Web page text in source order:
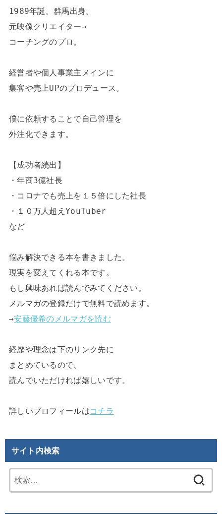
1989年誕。群馬出身。
元映像クリエイター→
コーチングのプロ。
経営者や個人事業主メインに
集客や売上UPのプロデュース。
僕に依頼することで自己管理を
外注化できます。
【成功者続出】
・年商3億社長
・コロナでも売上を１５倍にした社長
・１０万人超えYouTuber
など
悩み解決できる本を書きました。
現実を変えてくれる本です。
もし興味あれば読んでみてください。
メルマガの登録だけで無料で読めます。
→安藤優希のメルマガを読む
経歴や理念は下のリンク先に
まとめているので、
読んでいただければ嬉しいです。
詳しいプロフィールはコチラ
サイト内検索
索: